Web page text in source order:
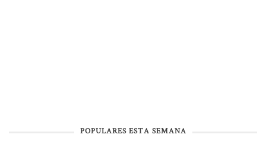
POPULARES ESTA SEMANA